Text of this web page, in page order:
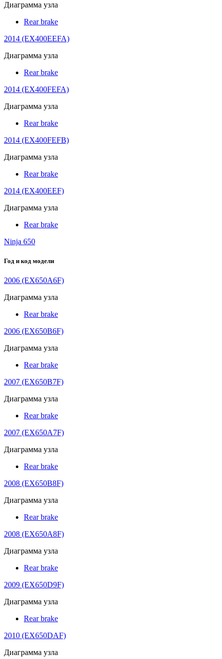
Диаграмма узла
Rear brake
2014 (EX400EEFA)
Диаграмма узла
Rear brake
2014 (EX400FEFA)
Диаграмма узла
Rear brake
2014 (EX400FEFB)
Диаграмма узла
Rear brake
2014 (EX400EEF)
Диаграмма узла
Rear brake
Ninja 650
Год и код модели
2006 (EX650A6F)
Диаграмма узла
Rear brake
2006 (EX650B6F)
Диаграмма узла
Rear brake
2007 (EX650B7F)
Диаграмма узла
Rear brake
2007 (EX650A7F)
Диаграмма узла
Rear brake
2008 (EX650B8F)
Диаграмма узла
Rear brake
2008 (EX650A8F)
Диаграмма узла
Rear brake
2009 (EX650D9F)
Диаграмма узла
Rear brake
2010 (EX650DAF)
Диаграмма узла